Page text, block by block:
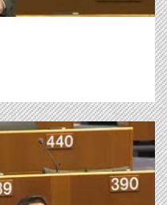
exploration and